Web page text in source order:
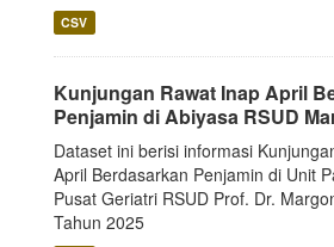
CSV
Kunjungan Rawat Inap April
Penjamin di Abiyasa RSUD
Dataset ini berisi informasi
April Berdasarkan Penjamin di Unit
Pusat Geriatri RSUD Prof. Dr.
Tahun 2025